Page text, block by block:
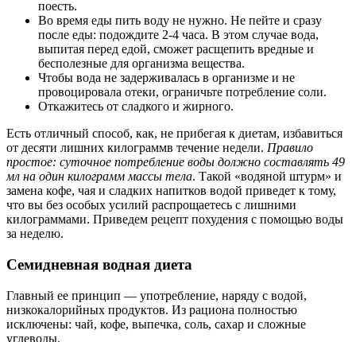
поесть.
Во время еды пить воду не нужно. Не пейте и сразу
после еды: подождите 2-4 часа. В этом случае вода,
выпитая перед едой, сможет расщепить вредные и
бесполезные для организма вещества.
Чтобы вода не задерживалась в организме и не
провоцировала отеки, ограничьте потребление соли.
Откажитесь от сладкого и жирного.
Есть отличный способ, как, не прибегая к диетам, избавиться
от десяти лишних килограммв течение недели. Правило
простое: суточное потребление воды должно составлять 49
мл на один килограмм массы тела. Такой «водяной штурм» и
замена кофе, чая и сладких напитков водой приведет к тому,
что вы без особых усилий распрощаетесь с лишними
килограммами. Приведем рецепт похудения с помощью воды
за неделю.
Семидневная водная диета
Главный ее принцип — употребление, наряду с водой,
низкокалорийных продуктов. Из рациона полностью
исключены: чай, кофе, выпечка, соль, сахар и сложные
углеводы.